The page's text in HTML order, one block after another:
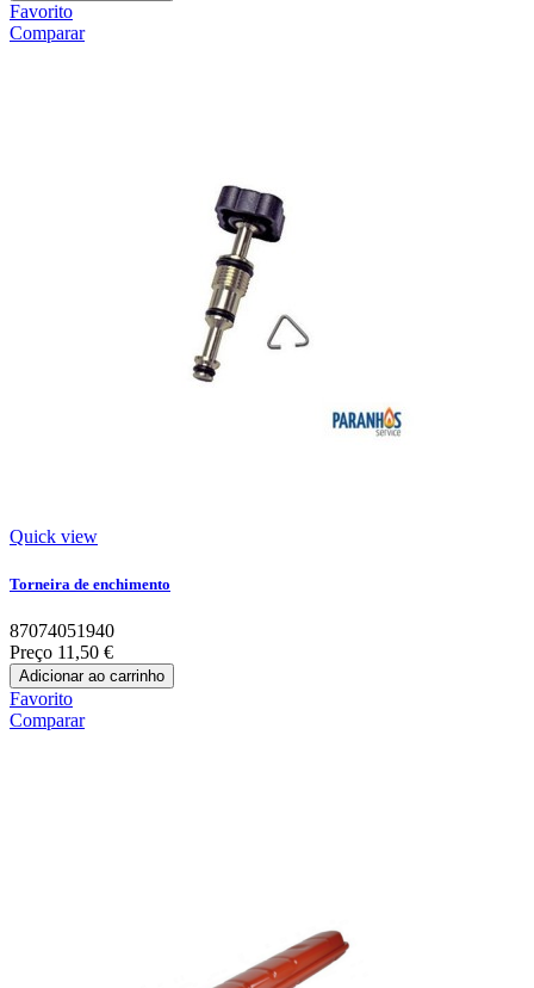
Favorito
Comparar
Quick view
Torneira de enchimento
87074051940
Preço 11,50 €
Adicionar ao carrinho
Favorito
Comparar